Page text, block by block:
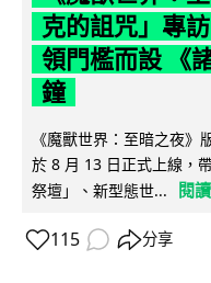
克的詛咒」專
領門檻而設 《
鐘
《魔獸世界：至暗之夜
於 8 月 13 日正式上線，
祭壇」、新型態世...
閱
115 分享